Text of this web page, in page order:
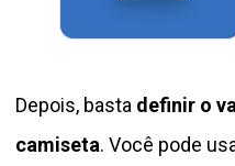
Depois, basta definir o
camiseta. Você pode